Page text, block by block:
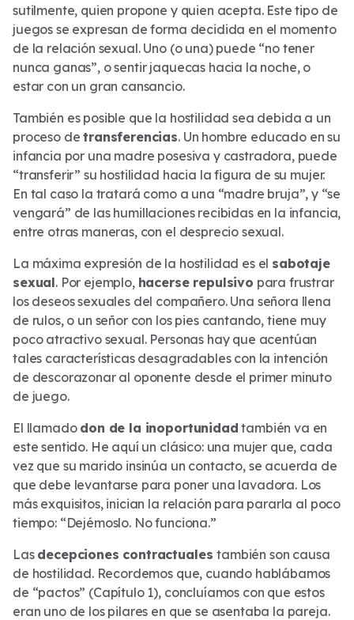
sutilmente, quien propone y quien acepta. Este tipo de
juegos se expresan de forma decidida en el momento
de la relación sexual. Uno (o una) puede “no tener
nunca ganas”, o sentir jaquecas hacia la noche, o
estar con un gran cansancio.
También es posible que la hostilidad sea debida a un
proceso detransferencias. Un hombre educado en su
infancia por una madre posesiva y castradora, puede
“transferir” su hostilidad hacia la figura de su mujer.
En tal caso la tratará como a una “madre bruja”, y “se
vengará” de las humillaciones recibidas en la infancia,
entre otras maneras, con el desprecio sexual.
La máxima expresión de la hostilidad es el sabotaje
sexual. Por ejemplo, hacerse repulsivo para frustrar
los deseos sexuales del compañero. Una señora llena
de rulos, o un señor con los pies cantando, tiene muy
poco atractivo sexual. Personas hay que acentúan
tales características desagradables con la intención
de descorazonar al oponente desde el primer minuto
de juego.
El llamado don de la inoportunidad también va en
este sentido. He aquí un clásico: una mujer que, cada
vez que su marido insinúa un contacto, se acuerda de
que debe levantarse para poner una lavadora. Los
más exquisitos, inician la relación para pararla al poco
tiempo: “Dejémoslo. No funciona.”
Las decepciones contractualestambién son causa
de hostilidad. Recordemos que, cuando hablábamos
de “pactos” (Capítulo 1), concluíamos con que estos
eran uno de los pilares en que se asentaba la pareja.